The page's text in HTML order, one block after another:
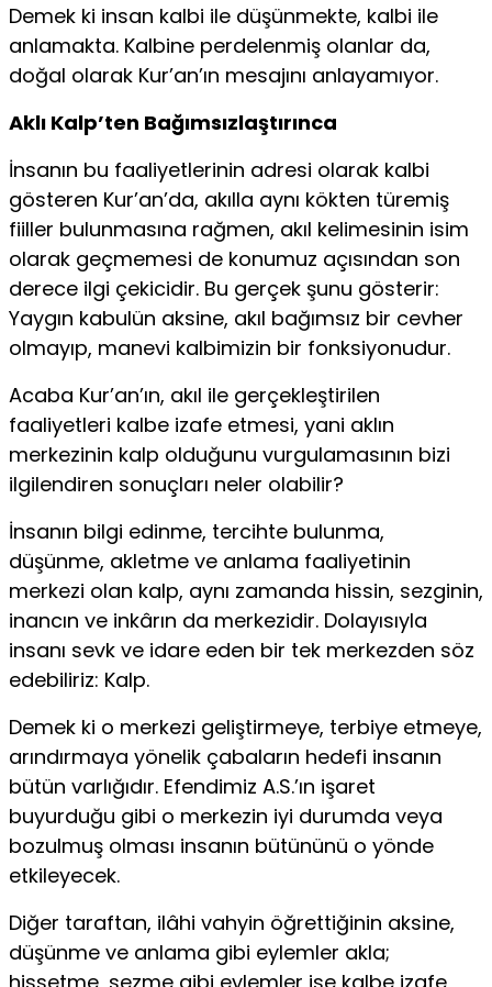
Demek ki insan kalbi ile düşünmekte, kalbi ile
anlamakta. Kalbine perdelenmiş olanlar da,
doğal olarak Kur’an’ın mesajını anlayamıyor.
Aklı Kalp’ten Bağımsızlaştırınca
İnsanın bu faaliyetlerinin adresi olarak kalbi
gösteren Kur’an’da, akılla aynı kökten türemiş
fiiller bulunmasına rağmen, akıl kelimesinin isim
olarak geçmemesi de konumuz açısından son
derece ilgi çekicidir. Bu gerçek şunu gösterir:
Yaygın kabulün aksine, akıl bağımsız bir cevher
olmayıp, manevi kalbimizin bir fonksiyonudur.
Acaba Kur’an’ın, akıl ile gerçekleştirilen
faaliyetleri kalbe izafe etmesi, yani aklın
merkezinin kalp olduğunu vurgulamasının bizi
ilgilendiren sonuçları neler olabilir?
İnsanın bilgi edinme, tercihte bulunma,
düşünme, akletme ve anlama faaliyetinin
merkezi olan kalp, aynı zamanda hissin, sezginin,
inancın ve inkârın da merkezidir. Dolayısıyla
insanı sevk ve idare eden bir tek merkezden söz
edebiliriz: Kalp.
Demek ki o merkezi geliştirmeye, terbiye etmeye,
arındırmaya yönelik çabaların hedefi insanın
bütün varlığıdır. Efendimiz A.S.’ın işaret
buyurduğu gibi o merkezin iyi durumda veya
bozulmuş olması insanın bütününü o yönde
etkileyecek.
Diğer taraftan, ilâhi vahyin öğrettiğinin aksine,
düşünme ve anlama gibi eylemler akla;